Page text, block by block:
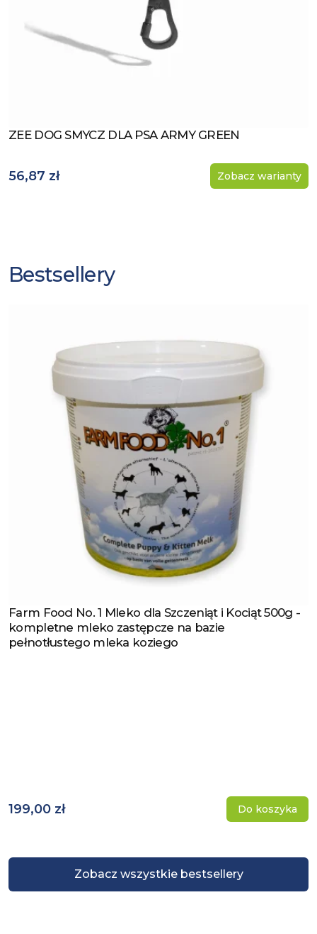
Zobacz produkt
ZEE DOG SMYCZ DLA PSA ARMY GREEN
56,87 zł Zobacz warianty
Bestsellery
Zobacz wszystkie bestsellery
Zobacz produkt
Farm Food No. 1 Mleko dla Szczeniąt i Kociąt 500g -
kompletne mleko zastępcze na bazie
pełnotłustego mleka koziego
199,00 zł Do koszyka